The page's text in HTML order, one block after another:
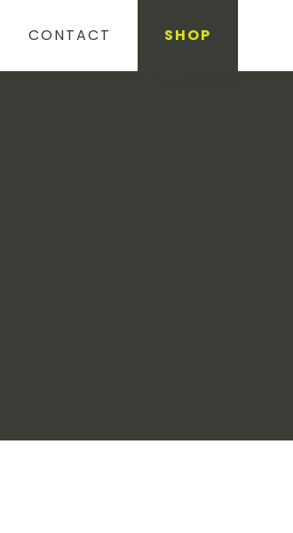
CONTACT SHOP